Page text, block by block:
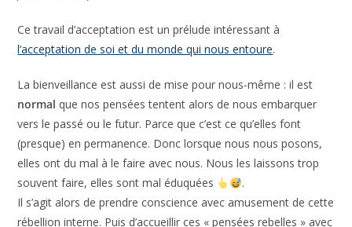
l’acceptation de soi et du monde qui nous entoure .
normalque nos pensées tentent alors de nous embarquer
vers le passé ou le futur. Parce que c’est ce qu’elles font
(presque) en permanence. Donc lorsque nous nous posons,
elles ont du mal à le faire avec nous. Nous les laissons trop
souvent faire, elles sont mal éduquées
.
Il s’agit alors de prendre conscience avec amusement de cette
rébellion interne. Puis d’accueillir ces « pensées rebelles » avec